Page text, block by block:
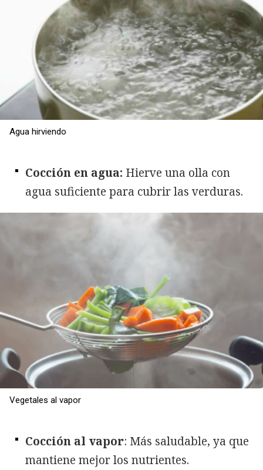
Agua hirviendo
Cocción en agua: Hierve una olla con
agua suficiente para cubrir las verduras.
Vegetales al vapor
Cocción al vapor: Más saludable, ya que
mantiene mejor los nutrientes.